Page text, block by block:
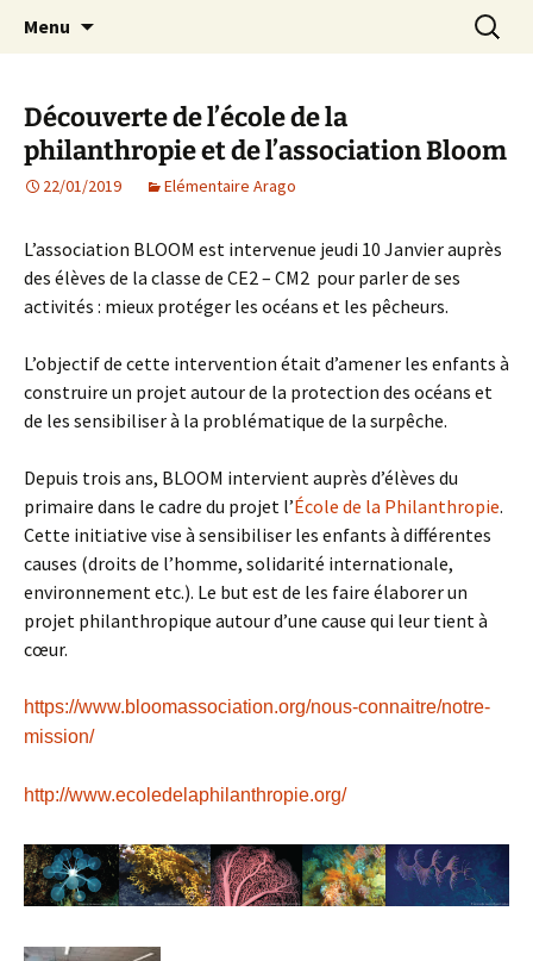
AIP Paris 14 – Association
Indépendante des Parents
d'élèves depuis 1981
Agit – s'Investit – Participe au service des
enfants du secteur scolaire Dolent-Arago-
Menu
Découverte de l’école de la
philanthropie et de l’association Bloom
22/01/2019 Elémentaire Arago
L’association BLOOM est intervenue jeudi 10 Janvier auprès
des élèves de la classe de CE2 – CM2 pour parler de ses
activités : mieux protéger les océans et les pêcheurs.
L’objectif de cette intervention était d’amener les enfants à
construire un projet autour de la protection des océans et
de les sensibiliser à la problématique de la surpêche.
Depuis trois ans, BLOOM intervient auprès d’élèves du
primaire dans le cadre du projet l’École de la Philanthropie.
Cette initiative vise à sensibiliser les enfants à différentes
causes (droits de l’homme, solidarité internationale,
environnement etc.). Le but est de les faire élaborer un
projet philanthropique autour d’une cause qui leur tient à
cœur.
https://www.bloomassociation.org/nous-connaitre/notre-
mission/
http://www.ecoledelaphilanthropie.org/